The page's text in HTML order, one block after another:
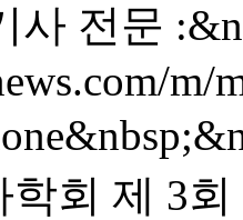
사 전문
m/
회 제 3